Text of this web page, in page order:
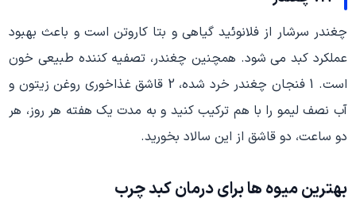
چغندر سرشار از فلانوئید گیاهی و بتا کاروتن است و باعث بهبود
عملکرد کبد می شود. همچنین چغندر، تصفیه کننده طبیعی خون
است. 1 فنجان چغندر خرد شده، 2 قاشق غذاخوری روغن زیتون و
آب نصف لیمو را با هم ترکیب کنید و به مدت یک هفته هر روز، هر
دو ساعت، دو قاشق از این سالاد بخورید.
بهترین میوه ها برای درمان کبد چرب